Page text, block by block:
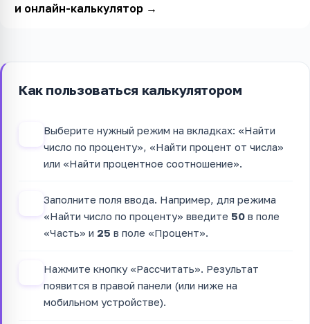
и онлайн-калькулятор→
Как пользоваться калькулятором
Выберите нужный режим на вкладках: «Найти
число по проценту», «Найти процент от числа»
или «Найти процентное соотношение».
Заполните поля ввода. Например, для режима
«Найти число по проценту» введите 50 в поле
«Часть» и 25 в поле «Процент».
Нажмите кнопку «Рассчитать». Результат
появится в правой панели (или ниже на
мобильном устройстве).